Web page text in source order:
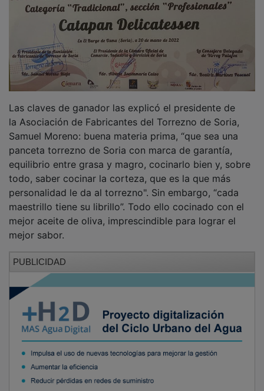
la Asociación de Fabricantes del Torrezno de Soria,
Samuel Moreno: buena materia prima, “que sea una
panceta torrezno de Soria con marca de garantía,
equilibrio entre grasa y magro, cocinarlo bien y, sobre
todo, saber cocinar la corteza, que es la que más
personalidad le da al torrezno". Sin embargo, “cada
maestrillo tiene su librillo”. Todo ello cocinado con el
mejor aceite de oliva, imprescindible para lograr el
mejor sabor.